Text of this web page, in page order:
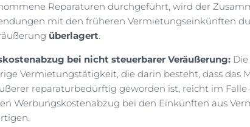
Reparaturen durchgeführt, wird der
mit den früheren Vermietungseinkünften
überlagert.
bei nicht steuerbarer Veräußerung:
Vermietungstätigkeit, die darin besteht, dass das
reparaturbedürftig geworden ist, reicht im Falle
Werbungskostenabzug bei den Einkünften aus